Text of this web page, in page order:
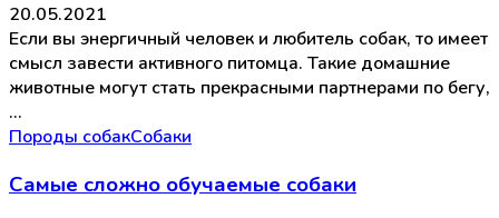
20.05.2021
Если вы энергичный человек и любитель собак, то имеет
смысл завести активного питомца. Такие домашние
животные могут стать прекрасными партнерами по бегу,
…
Породы собакСобаки
Самые сложно обучаемые собаки